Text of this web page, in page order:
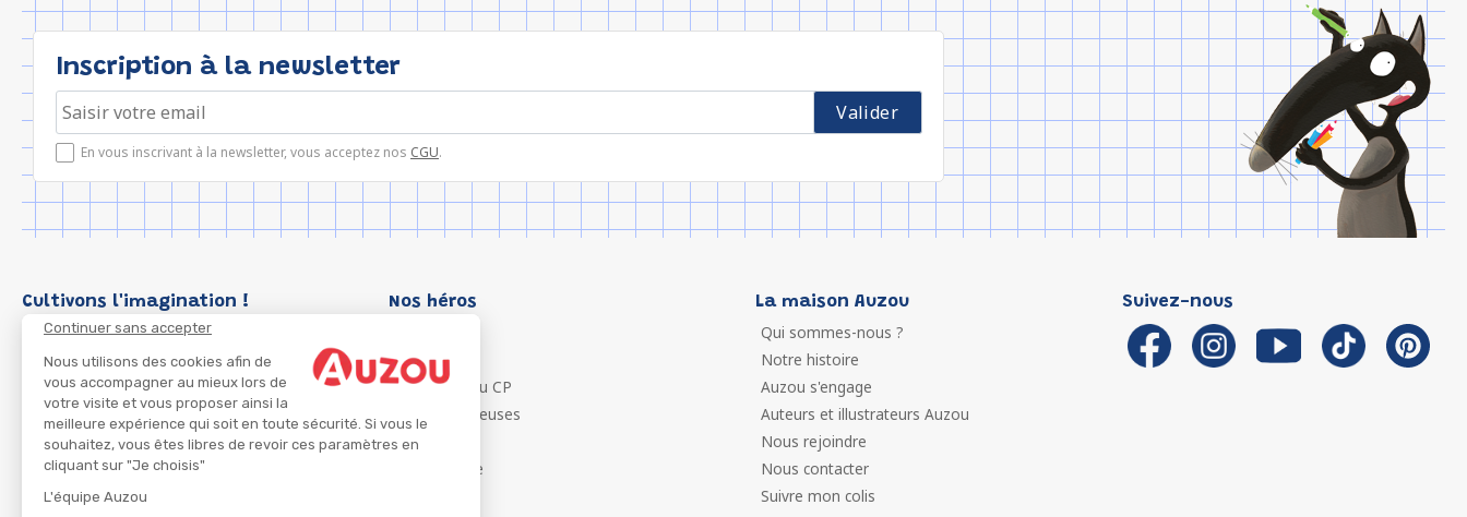
Continuer sans accepter
Nous utilisons des cookies afin de
vous accompagner au mieux lors de
votre visite et vous proposer ainsi la
meilleure expérience qui soit en toute sécurité. Si vous le
souhaitez, vous êtes libres de revoir ces paramètres en
cliquant sur "Je choisis"
L'équipe Auzou
Inscription à la newsletter
En vous inscrivant à la newsletter, vous acceptez nos CGU.
Cultivons l'imagination ! Nos héros
P'tit Loup
Les Héros du CP
Les Influenceuses
Migali
Petite Taupe
La maison Auzou
Qui sommes-nous ?
Notre histoire
Auzou s'engage
Auteurs et illustrateurs Auzou
Nous rejoindre
Nous contacter
Suivre mon colis
Suivez-nous